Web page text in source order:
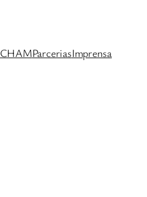
CHAMParceriasImprensa